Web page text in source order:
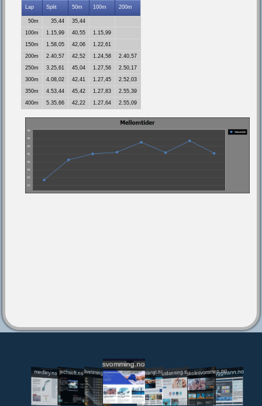
Lap Split 50m 100m 200m
50m 35,44
35,44
100m
1.15,99 40,55
1.15,99
150m
1.58,05 42,06
1.22,61
200m
2.40,57 42,52 1.24,58
2.40,57
250m
3.25,61 45,04 1.27,56
2.50,17
300m
4.08,02 42,41 1.27,45
2.52,03
350m
4.53,44 45,42 1.27,83
2.55,39
400m
5.35,66 42,22 1.27,64 2.55,09
medley.no jechsoft.nolivetiming.medley.no
svomming.no
svomlangt.noutdanning.svomming.no
skolesvommen.notryggivann.no